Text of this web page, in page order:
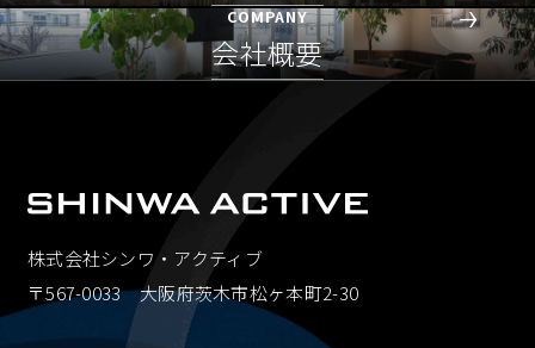
COMPANY
会社概要
株式会社シンワ・アクティブ
〒567-0033 大阪府茨木市松ヶ本町2-30